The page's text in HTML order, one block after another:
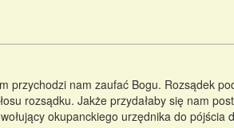
przychodzi nam zaufać Bogu. Rozsądek
rozsądku. Jakże przydałaby się nam
okupanckiego urzędnika do pójścia